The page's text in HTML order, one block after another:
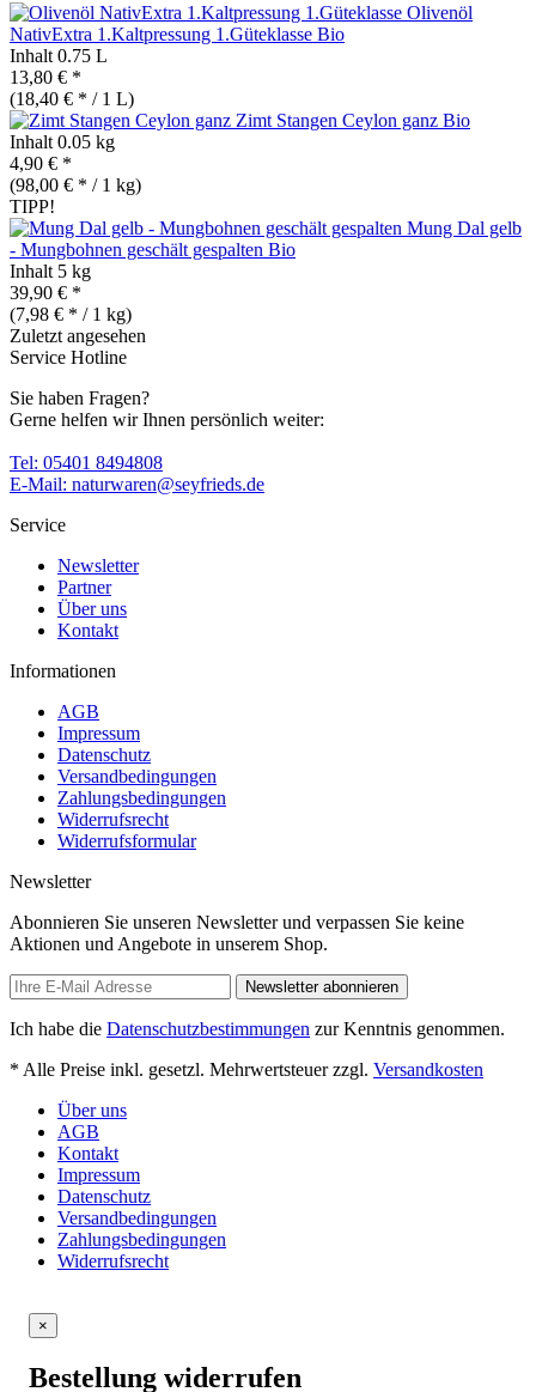
Olivenöl
NativExtra 1.Kaltpressung 1.Güteklasse Bio
Inhalt 0.75 L
13,80 € *
(18,40 € * / 1 L)
Zimt Stangen Ceylon ganz Bio
Inhalt 0.05 kg
4,90 € *
(98,00 € * / 1 kg)
TIPP!
Mung Dal gelb
- Mungbohnen geschält gespalten Bio
Inhalt 5 kg
39,90 € *
(7,98 € * / 1 kg)
Zuletzt angesehen
Service Hotline
Sie haben Fragen?
Gerne helfen wir Ihnen persönlich weiter:
Tel: 05401 8494808
E-Mail: naturwaren@seyfrieds.de
Service
Newsletter
Partner
Über uns
Kontakt
Informationen
AGB
Impressum
Datenschutz
Versandbedingungen
Zahlungsbedingungen
Widerrufsrecht
Widerrufsformular
Newsletter
Abonnieren Sie unseren Newsletter und verpassen Sie keine
Aktionen und Angebote in unserem Shop.
Newsletter abonnieren
Ich habe die Datenschutzbestimmungen zur Kenntnis genommen.
* Alle Preise inkl. gesetzl. Mehrwertsteuer zzgl. Versandkosten
Über uns
AGB
Kontakt
Impressum
Datenschutz
Versandbedingungen
Zahlungsbedingungen
Widerrufsrecht
×
Bestellung widerrufen